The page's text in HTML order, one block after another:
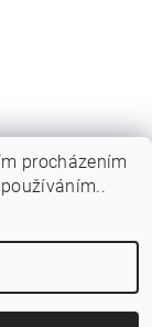
cookies
procházením